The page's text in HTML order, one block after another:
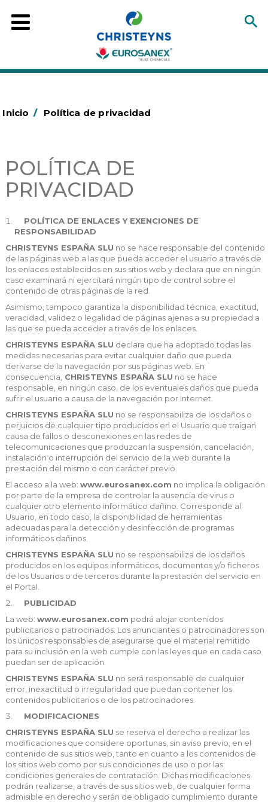
Inicio / Política de privacidad
POLÍTICA DE
PRIVACIDAD
POLÍTICA DE ENLACES Y EXENCIONES DE
RESPONSABILIDAD
CHRISTEYNS ESPAÑA SLU no se hace responsable del contenido
de las páginas web a las que pueda acceder el usuario a través de
los enlaces establecidos en sus sitios web y declara que en ningún
caso examinará ni ejercitará ningún tipo de control sobre el
contenido de otras páginas de la red.
Asimismo, tampoco garantiza la disponibilidad técnica, exactitud,
veracidad, validez o legalidad de páginas ajenas a su propiedad a
las que se pueda acceder a través de los enlaces.
CHRISTEYNS ESPAÑA SLU declara que ha adoptado todas las
medidas necesarias para evitar cualquier daño que pueda
derivarse de la navegación por sus páginas web. En
consecuencia, CHRISTEYNS ESPAÑA SLU no se hace
responsable, en ningún caso, de los eventuales daños que pueda
sufrir el usuario a causa de la navegación por Internet.
CHRISTEYNS ESPAÑA SLU no se responsabiliza de los daños o
perjuicios de cualquier tipo producidos en el Usuario que traigan
causa de fallos o desconexiones en las redes de
telecomunicaciones que produzcan la suspensión, cancelación,
instalación o interrupción del servicio de la web durante la
prestación del mismo o con carácter previo.
El acceso a la web: www.eurosanex.com no implica la obligación
por parte de la empresa de controlar la ausencia de virus o
cualquier otro elemento informático dañino. Corresponde al
Usuario, en todo caso, la disponibilidad de herramientas
adecuadas para la detección y desinfección de programas
informáticos dañinos.
CHRISTEYNS ESPAÑA SLU no se responsabiliza de los daños
producidos en los equipos informáticos, documentos y/o ficheros
de los Usuarios o de terceros durante la prestación del servicio en
el Portal.
PUBLICIDAD
La web: www.eurosanex.com podrá alojar contenidos
publicitarios o patrocinados. Los anunciantes o patrocinadores son
los únicos responsables de asegurarse que el material remitido
para su inclusión en la web cumple con las leyes que en cada caso
puedan ser de aplicación.
CHRISTEYNS ESPAÑA SLU no será responsable de cualquier
error, inexactitud o irregularidad que puedan contener los
contenidos publicitarios o de los patrocinadores.
MODIFICACIONES
CHRISTEYNS ESPAÑA SLU se reserva el derecho a realizar las
modificaciones que considere oportunas, sin aviso previo, en el
contenido de sus sitios web, tanto en cuanto a los contenidos de
los sitios web como por sus condiciones de uso o por las
condiciones generales de contratación. Dichas modificaciones
podrán realizarse, a través de sus sitios web, de cualquier forma
admisible en derecho y serán de obligado cumplimiento durante